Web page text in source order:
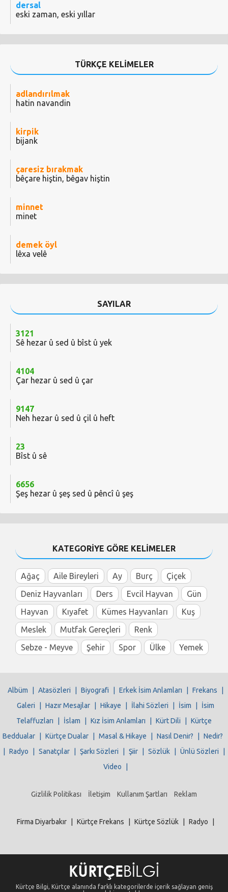
dersal
eski zaman, eski yıllar
TÜRKÇE KELİMELER
adlandırılmak
hatin navandin
kirpik
bijank
çaresiz bırakmak
bêçare hiştin, bêgav hiştin
minnet
minet
demek öyl
lêxa velê
SAYILAR
3121
Sê hezar û sed û bîst û yek
4104
Çar hezar û sed û çar
9147
Neh hezar û sed û çil û heft
23
Bîst û sê
6656
Şeş hezar û şeş sed û pêncî û şeş
KATEGORİYE GÖRE KELİMELER
Ağaç Aile Bireyleri Ay Burç
Çiçek
Deniz Hayvanları
Ders Evcil Hayvan
Gün
Hayvan
Kıyafet Kümes Hayvanları
Kuş
Meslek
Mutfak Gereçleri
Renk
Sebze - Meyve
Şehir Spor Ülke Yemek
Albüm Atasözleri Biyografi Erkek İsim Anlamları Frekans
Galeri
Hazır Mesajlar Hikaye İlahi Sözleri İsim
İsim
Telaffuzları
İslam Kız İsim Anlamları Kürt Dili
Kürtçe
Beddualar
Kürtçe Dualar Masal & Hikaye Nasıl Denir?
Nedir?
Radyo Sanatçılar Şarkı Sözleri Şiir Sözlük Ünlü Sözleri
Video
Gizlilik Politikası İletişim Kullanım Şartları Reklam
Firma Diyarbakır Kürtçe Frekans Kürtçe Sözlük Radyo
Kürtçe Bilgi, Kürtçe alanında farklı kategorilerde içerik sağlayan geniş